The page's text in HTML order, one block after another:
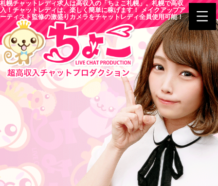
札幌チャットレディ求人は高収入の「ちょこ札幌」。札幌で高収
入！チャットレディは、楽しく簡単に稼げます！ メイクアップア
ーティスト監修の激盛りカメラをチャットレディ全員使用可能！